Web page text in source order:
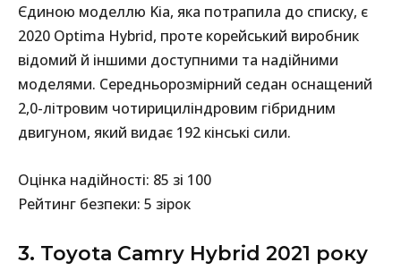
Єдиною моделлю Kia, яка потрапила до списку, є
2020 Optima Hybrid, проте корейський виробник
відомий й іншими доступними та надійними
моделями. Середньорозмірний седан оснащений
2,0-літровим чотирициліндровим гібридним
двигуном, який видає 192 кінські сили.
Оцінка надійності: 85 зі 100
Рейтинг безпеки: 5 зірок
3. Toyota Camry Hybrid 2021 року